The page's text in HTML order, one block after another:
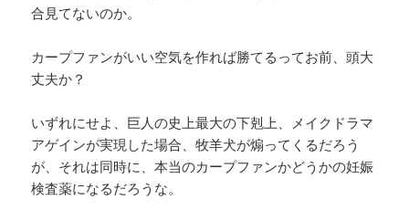
合見てないのか。
カープファンがいい空気を作れば勝てるってお前、頭大
丈夫か？
いずれにせよ、巨人の史上最大の下剋上、メイクドラマ
アゲインが実現した場合、牧羊犬が煽ってくるだろう
が、それは同時に、本当のカープファンかどうかの妊娠
検査薬になるだろうな。